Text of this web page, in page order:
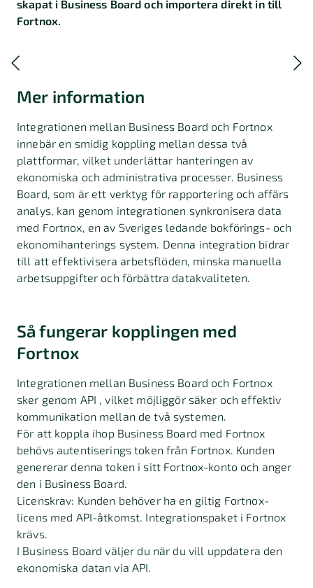
skapat i Business Board och importera direkt in till
Fortnox.
Mer information
Integrationen mellan Business Board och Fortnox
innebär en smidig koppling mellan dessa två
plattformar, vilket underlättar hanteringen av
ekonomiska och administrativa processer. Business
Board, som är ett verktyg för rapportering och affärs
analys, kan genom integrationen synkronisera data
med Fortnox, en av Sveriges ledande bokförings- och
ekonomihanterings system. Denna integration bidrar
till att effektivisera arbetsflöden, minska manuella
arbetsuppgifter och förbättra datakvaliteten.
Så fungerar kopplingen med
Fortnox
Integrationen mellan Business Board och Fortnox
sker genom API , vilket möjliggör säker och effektiv
kommunikation mellan de två systemen.
För att koppla ihop Business Board med Fortnox
behövs autentiserings token från Fortnox. Kunden
genererar denna token i sitt Fortnox-konto och anger
den i Business Board.
Licenskrav: Kunden behöver ha en giltig Fortnox-
licens med API-åtkomst. Integrationspaket i Fortnox
krävs.
I Business Board väljer du när du vill uppdatera den
ekonomiska datan via API.